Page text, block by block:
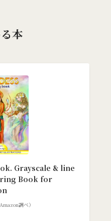
本
Grayscale & line
Book for
調べ）